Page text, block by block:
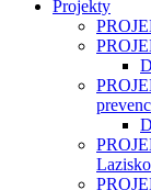
Projekty